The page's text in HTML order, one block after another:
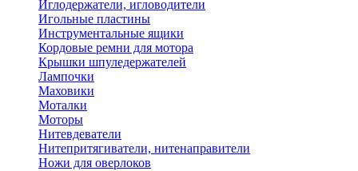
Иглодержатели, игловодители
Игольные пластины
Инструментальные ящики
Кордовые ремни для мотора
Крышки шпуледержателей
Лампочки
Маховики
Моталки
Моторы
Нитевдеватели
Нитепритягиватели, нитенаправители
Ножи для оверлоков